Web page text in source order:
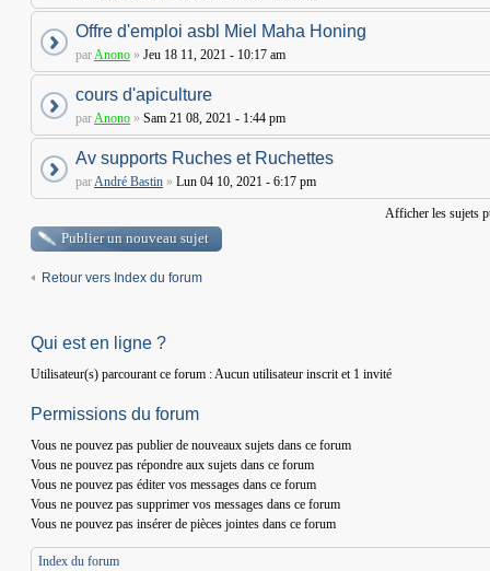
Offre d'emploi asbl Miel Maha Honing
parAnono » Jeu 18 11, 2021 - 10:17 am
cours d'apiculture
parAnono » Sam 21 08, 2021 - 1:44 pm
Av supports Ruches et Ruchettes
parAndré Bastin » Lun 04 10, 2021 - 6:17 pm
Afficher les sujets
Publier un nouveau sujet
Retour vers Index du forum
Qui est en ligne ?
Utilisateur(s) parcourant ce forum : Aucun utilisateur inscrit et 1 invité
Permissions du forum
Vous ne pouvez pas publier de nouveaux sujets dans ce forum
Vous ne pouvez pas répondre aux sujets dans ce forum
Vous ne pouvez pas éditer vos messages dans ce forum
Vous ne pouvez pas supprimer vos messages dans ce forum
Vous ne pouvez pas insérer de pièces jointes dans ce forum
Index du forum